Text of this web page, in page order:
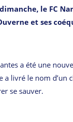
le FC
et ses
a été une
a livré le nom
se sauver.